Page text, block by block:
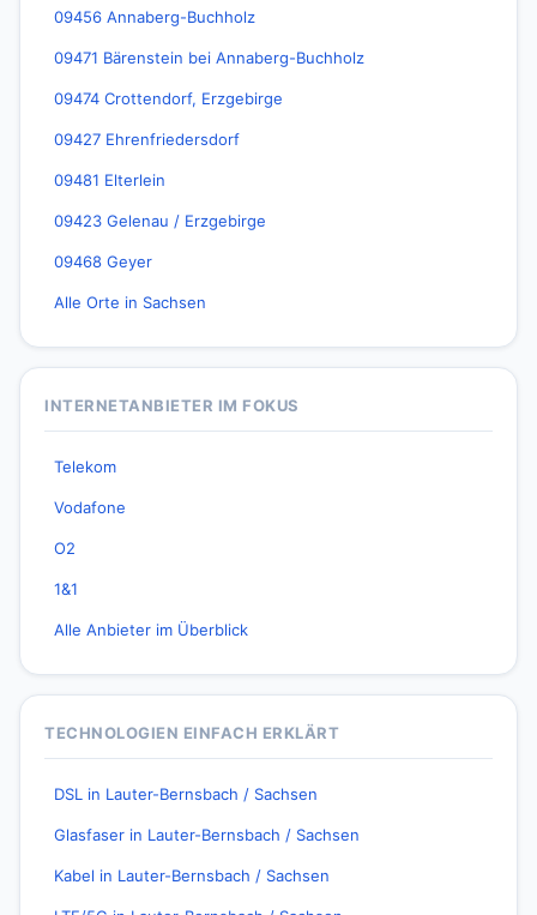
09456 Annaberg-Buchholz
09471 Bärenstein bei Annaberg-Buchholz
09474 Crottendorf, Erzgebirge
09427 Ehrenfriedersdorf
09481 Elterlein
09423 Gelenau / Erzgebirge
09468 Geyer
Alle Orte in Sachsen
INTERNETANBIETER IM FOKUS
Telekom
Vodafone
O2
1&1
Alle Anbieter im Überblick
TECHNOLOGIEN EINFACH ERKLÄRT
DSL in Lauter-Bernsbach / Sachsen
Glasfaser in Lauter-Bernsbach / Sachsen
Kabel in Lauter-Bernsbach / Sachsen